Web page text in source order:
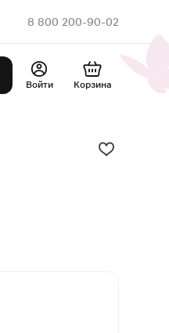
8 800 200-90-02
Войти Корзина